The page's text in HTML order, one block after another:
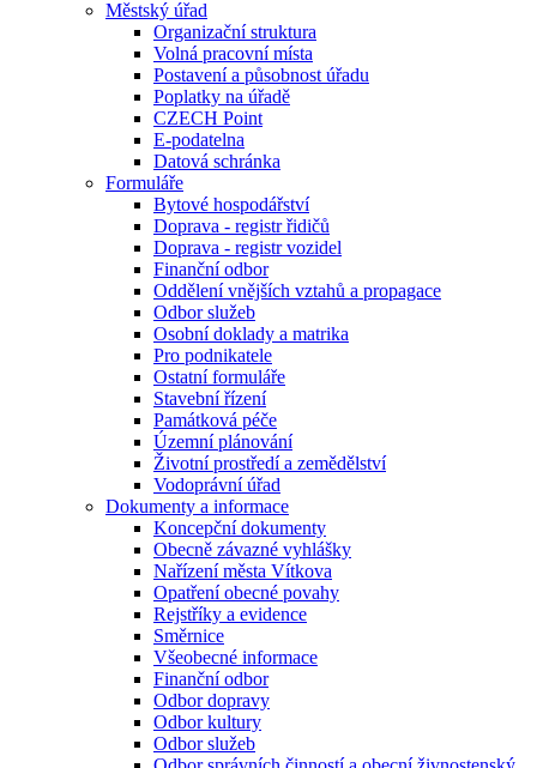
Městský úřad
Organizační struktura
Volná pracovní místa
Postavení a působnost úřadu
Poplatky na úřadě
CZECH Point
E-podatelna
Datová schránka
Formuláře
Bytové hospodářství
Doprava - registr řidičů
Doprava - registr vozidel
Finanční odbor
Oddělení vnějších vztahů a propagace
Odbor služeb
Osobní doklady a matrika
Pro podnikatele
Ostatní formuláře
Stavební řízení
Památková péče
Územní plánování
Životní prostředí a zemědělství
Vodoprávní úřad
Dokumenty a informace
Koncepční dokumenty
Obecně závazné vyhlášky
Nařízení města Vítkova
Opatření obecné povahy
Rejstříky a evidence
Směrnice
Všeobecné informace
Finanční odbor
Odbor dopravy
Odbor kultury
Odbor služeb